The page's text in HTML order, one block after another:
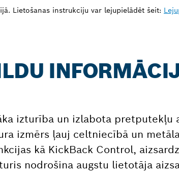
Lietošanas instrukciju var lejupielādēt šeit:
izturība un izlabota pretputekļu
izmērs ļauj celtniecībā un
kā KickBack Control,
nodrošina augstu lietotāja